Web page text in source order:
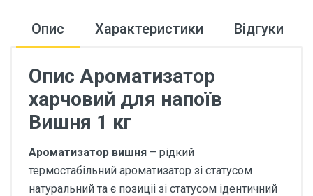
Опис Характеристики Відгуки
Опис Ароматизатор
харчовий для напоїв
Вишня 1 кг
Ароматизатор вишня – рідкий
термостабільний ароматизатор зі статусом
натуральний та є позиціі зі статусом ідентичний